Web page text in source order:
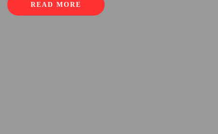
READ MORE